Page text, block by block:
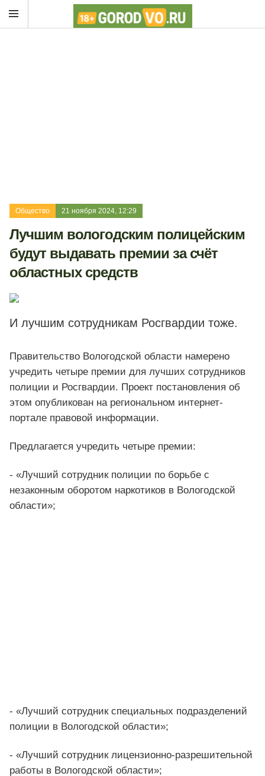
Общество 21 ноября 2024, 12:29
Лучшим вологодским полицейским
будут выдавать премии за счёт
областных средств
И лучшим сотрудникам Росгвардии тоже.
Правительство Вологодской области намерено
учредить четыре премии для лучших сотрудников
полиции и Росгвардии. Проект постановления об
этом опубликован на региональном интернет-
портале правовой информации.
Предлагается учредить четыре премии:
- «Лучший сотрудник полиции по борьбе с
незаконным оборотом наркотиков в Вологодской
области»;
- «Лучший сотрудник специальных подразделений
полиции в Вологодской области»;
- «Лучший сотрудник лицензионно-разрешительной
работы в Вологодской области»;